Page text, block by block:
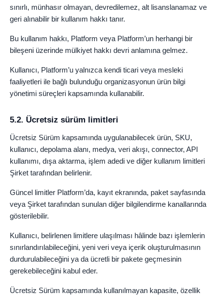
sınırlı, münhasır olmayan, devredilemez, alt lisanslanamaz ve
geri alınabilir bir kullanım hakkı tanır.
Bu kullanım hakkı, Platform veya Platform’un herhangi bir
bileşeni üzerinde mülkiyet hakkı devri anlamına gelmez.
Kullanıcı, Platform’u yalnızca kendi ticari veya mesleki
faaliyetleri ile bağlı bulunduğu organizasyonun ürün bilgi
yönetimi süreçleri kapsamında kullanabilir.
5.2. Ücretsiz sürüm limitleri
Ücretsiz Sürüm kapsamında uygulanabilecek ürün, SKU,
kullanıcı, depolama alanı, medya, veri akışı, connector, API
kullanımı, dışa aktarma, işlem adedi ve diğer kullanım limitleri
Şirket tarafından belirlenir.
Güncel limitler Platform’da, kayıt ekranında, paket sayfasında
veya Şirket tarafından sunulan diğer bilgilendirme kanallarında
gösterilebilir.
Kullanıcı, belirlenen limitlere ulaşılması hâlinde bazı işlemlerin
sınırlandırılabileceğini, yeni veri veya içerik oluşturulmasının
durdurulabileceğini ya da ücretli bir pakete geçmesinin
gerekebileceğini kabul eder.
Ücretsiz Sürüm kapsamında kullanılmayan kapasite, özellik